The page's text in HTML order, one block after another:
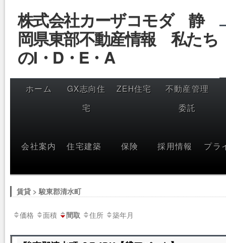
ッ
株式会社カーザコモダ 静
岡県東部不動産情報 私たち
のI・D・E・A
ホーム
GX志向住
宅
ZEH住宅
不動産管理
委託
会社案内 住宅建築 保険 採用情報 プラ
賃貸 > 駿東郡清水町
価格 面積 間取 住所 築年月